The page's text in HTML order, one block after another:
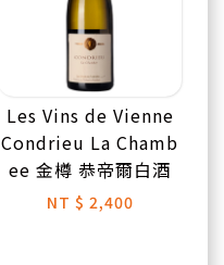
Les Vins de Vienne
Condrieu La Chamb
ee 金樽 恭帝爾白酒
NT $ 2,400